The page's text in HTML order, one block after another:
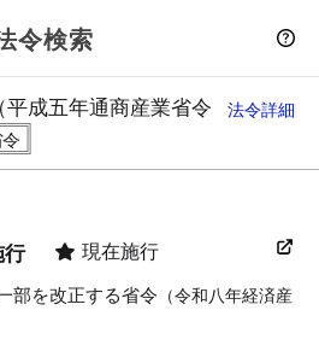
令検索
（平成五年通商産業省令
法令詳細
行 現在施行
部を改正する省令 （令和八年経済産